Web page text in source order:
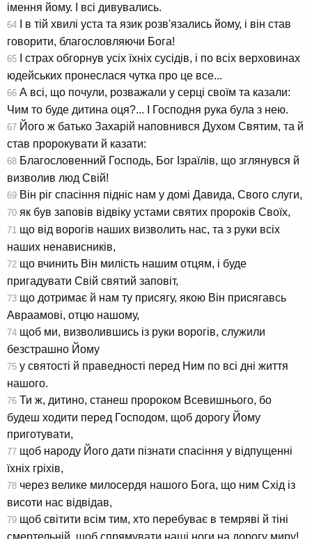
імення йому. І всі дивувались.
64 І в тій хвилі уста та язик розв'язались йому, і він став
говорити, благословляючи Бога!
65 І страх обгорнув усіх їхніх сусідів, і по всіх верховинах
юдейських пронеслася чутка про це все...
66 А всі, що почули, розважали у серці своїм та казали:
Чим то буде дитина оця?... І Господня рука була з нею.
67 Його ж батько Захарій наповнився Духом Святим, та й
став пророкувати й казати:
68 Благословенний Господь, Бог Ізраїлів, що зглянувся й
визволив люд Свій!
69 Він ріг спасіння підніс нам у домі Давида, Свого слуги,
70 як був заповів відвіку устами святих пророків Своїх,
71 що від ворогів наших визволить нас, та з руки всіх
наших ненависників,
72 що вчинить Він милість нашим отцям, і буде
пригадувати Свій святий заповіт,
73 що дотримає й нам ту присягу, якою Він присягавсь
Авраамові, отцю нашому,
74 щоб ми, визволившись із руки ворогів, служили
безстрашно Йому
75 у святості й праведності перед Ним по всі дні життя
нашого.
76 Ти ж, дитино, станеш пророком Всевишнього, бо
будеш ходити перед Господом, щоб дорогу Йому
приготувати,
77 щоб народу Його дати пізнати спасіння у відпущенні
їхніх гріхів,
78 через велике милосердя нашого Бога, що ним Схід із
висоти нас відвідав,
79 щоб світити всім тим, хто перебуває в темряві й тіні
смертельній, щоб спрямувати наші ноги на дорогу миру!